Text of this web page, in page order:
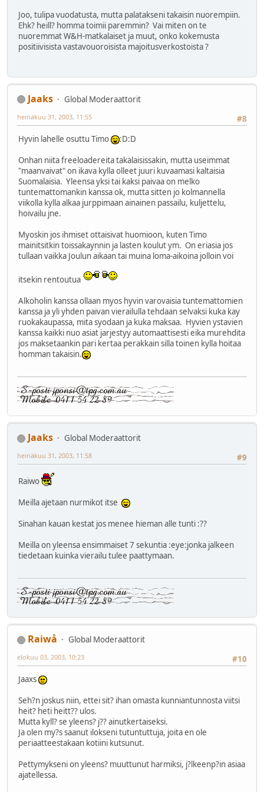
Joo, tulipa vuodatusta, mutta palatakseni takaisin nuorempiin.
Ehk? heill? homma toimii paremmin? Vai miten on te
nuoremmat W&H-matkalaiset ja muut, onko kokemusta
positiivisista vastavouoroisista majoitusverkostoista ?
Jaaks
Global Moderaattorit
#8
heinäkuu 31, 2003, 11:55
Hyvin lahelle osuttu Timo
:D:D
Onhan niita freeloadereita takalaisissakin, mutta useimmat
"maanvaivat" on ikava kylla olleet juuri kuvaamasi kaltaisia
Suomalaisia. Yleensa yksi tai kaksi paivaa on melko
tuntemattomankin kanssa ok, mutta sitten jo kolmannella
viikolla kylla alkaa jurppimaan ainainen passailu, kuljettelu,
hoivailu jne.
Myoskin jos ihmiset ottaisivat huomioon, kuten Timo
mainitsitkin toissakaynnin ja lasten koulut ym. On eriasia jos
tullaan vaikka Joulun aikaan tai muina loma-aikoina jolloin voi
itsekin rentoutua
Alkoholin kanssa ollaan myos hyvin varovaisia tuntemattomien
kanssa ja yli yhden paivan vierailulla tehdaan selvaksi kuka kay
ruokakaupassa, mita syodaan ja kuka maksaa. Hyvien ystavien
kanssa kaikki nuo asiat jarjestyy automaattisesti eika murehdita
jos maksetaankin pari kertaa perakkain silla toinen kylla hoitaa
homman takaisin.
Jaaks
Global Moderaattorit
#9
heinäkuu 31, 2003, 11:58
Raiwo
Meilla ajetaan nurmikot itse
Sinahan kauan kestat jos menee hieman alle tunti :??
Meilla on yleensa ensimmaiset 7 sekuntia :eye:jonka jalkeen
tiedetaan kuinka vierailu tulee paattymaan.
Raiwå
Global Moderaattorit
#10
elokuu 03, 2003, 10:23
Jaaxs
Seh?n joskus niin, ettei sit? ihan omasta kunniantunnosta viitsi
heit? heti heitt?? ulos.
Mutta kyll? se yleens? j?? ainutkertaiseksi.
Ja olen my?s saanut ilokseni tutuntuttuja, joita en ole
periaatteestakaan kotiini kutsunut.
Pettymykseni on yleens? muuttunut harmiksi, j?lkeenp?in asiaa
ajatellessa.